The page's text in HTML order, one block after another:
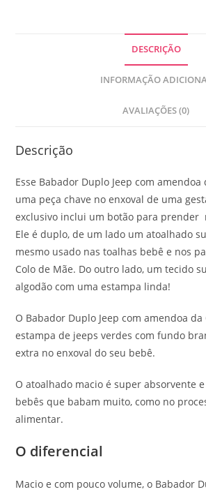
DESCRIÇÃO
INFORMAÇÃO
AVALIAÇÕES (0)
Descrição
Esse Babador Duplo Jeep com amendoa
uma peça chave no enxoval de uma
exclusivo inclui um botão para prender
Ele é duplo, de um lado um atoalhado
mesmo usado nas toalhas bebê e nos
Colo de Mãe. Do outro lado, um tecido
algodão com uma estampa linda!
O Babador Duplo Jeep com amendoa
estampa de jeeps verdes com fundo
extra no enxoval do seu bebê.
O atoalhado macio é super absorvente
bebês que babam muito, como no
alimentar.
O diferencial
Macio e com pouco volume, o Babador